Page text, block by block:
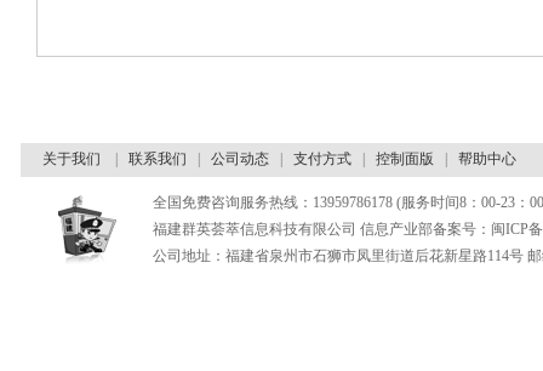
关于我们 联系我们 公司动态 支付方式 控制面版 帮助中心
全国免费咨询服务热线：13959786178 (服务时间8：00-23：
福建群英荟萃信息科技有限公司 信息产业部备案号：闽ICP备
公司地址：福建省泉州市石狮市凤里街道后花新星路114号 邮